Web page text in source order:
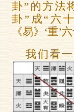
卦”的方法
卦”成“六
《易》‘重’
我们看